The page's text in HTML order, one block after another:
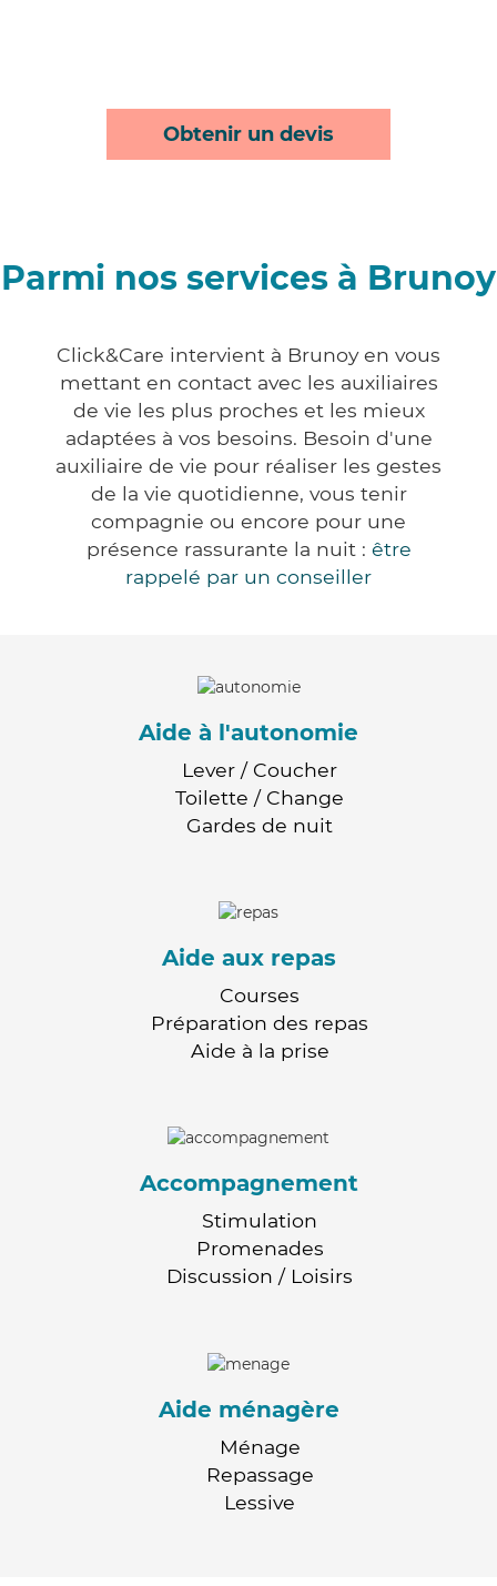
Obtenir un devis
Parmi nos services à Brunoy
Click&Care intervient à Brunoy en vous
mettant en contact avec les auxiliaires
de vie les plus proches et les mieux
adaptées à vos besoins. Besoin d'une
auxiliaire de vie pour réaliser les gestes
de la vie quotidienne, vous tenir
compagnie ou encore pour une
présence rassurante la nuit : être
rappelé par un conseiller
Aide à l'autonomie
Lever / Coucher
Toilette / Change
Gardes de nuit
Aide aux repas
Courses
Préparation des repas
Aide à la prise
Accompagnement
Stimulation
Promenades
Discussion / Loisirs
Aide ménagère
Ménage
Repassage
Lessive